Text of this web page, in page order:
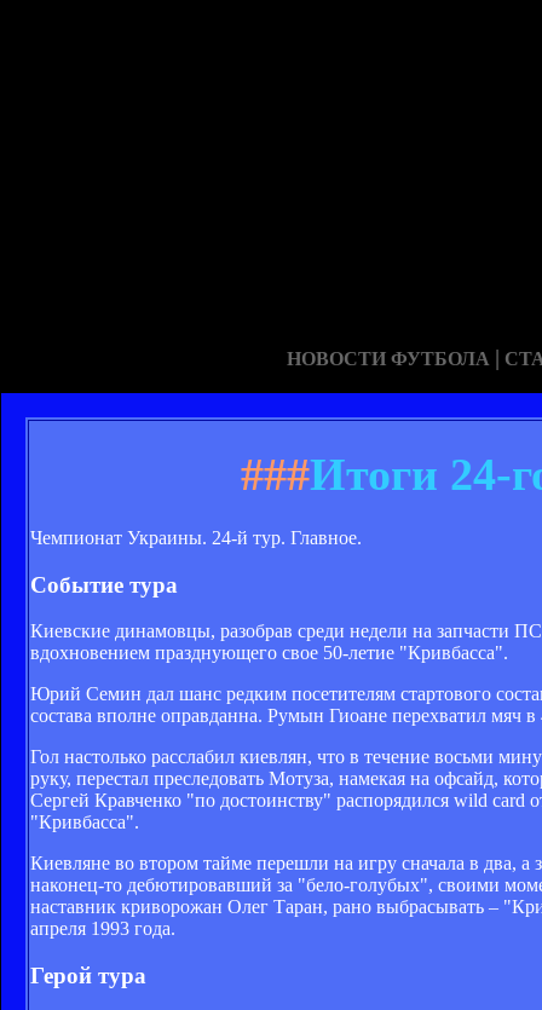
НОВОСТИ ФУТБОЛА |
###Итоги 24-
Чемпионат Украины. 24-й тур. Главное.
Событие тура
Киевские динамовцы, разобрав среди недели на запчасти
вдохновением празднующего свое 50-летие "Кривбасса".
Юрий Семин дал шанс редким посетителям стартового
состава вполне оправданна. Румын Гиоане перехватил мяч
Гол настолько расслабил киевлян, что в течение восьми
руку, перестал преследовать Мотуза, намекая на офсайд,
Сергей Кравченко "по достоинству" распорядился wild card
"Кривбасса".
Киевляне во втором тайме перешли на игру сначала в два,
наконец-то дебютировавший за "бело-голубых", своими
наставник криворожан Олег Таран, рано выбрасывать –
апреля 1993 года.
Герой тура